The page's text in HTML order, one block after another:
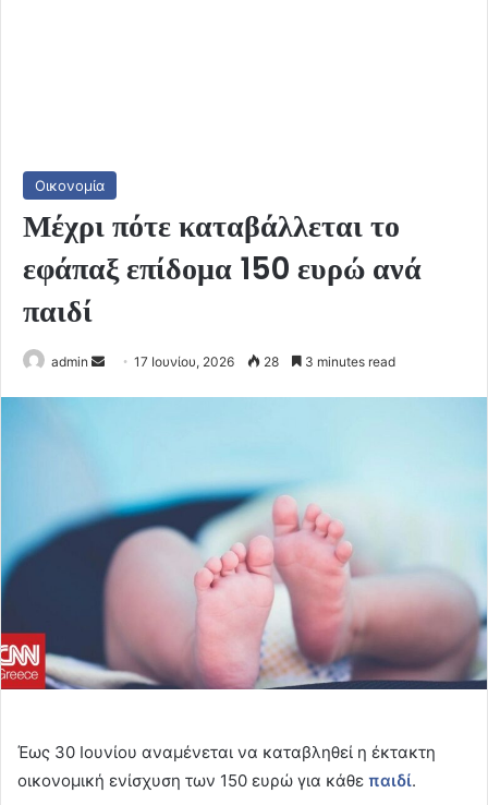
Οικονομία
Μέχρι πότε καταβάλλεται το
εφάπαξ επίδομα 150 ευρώ ανά
παιδί
admin
Send17 Ιουνίου, 2026 28 3 minutes read
Έως 30 Ιουνίου αναμένεται να καταβληθεί η έκτακτη
οικονομική ενίσχυση των 150 ευρώ για κάθε παιδί.